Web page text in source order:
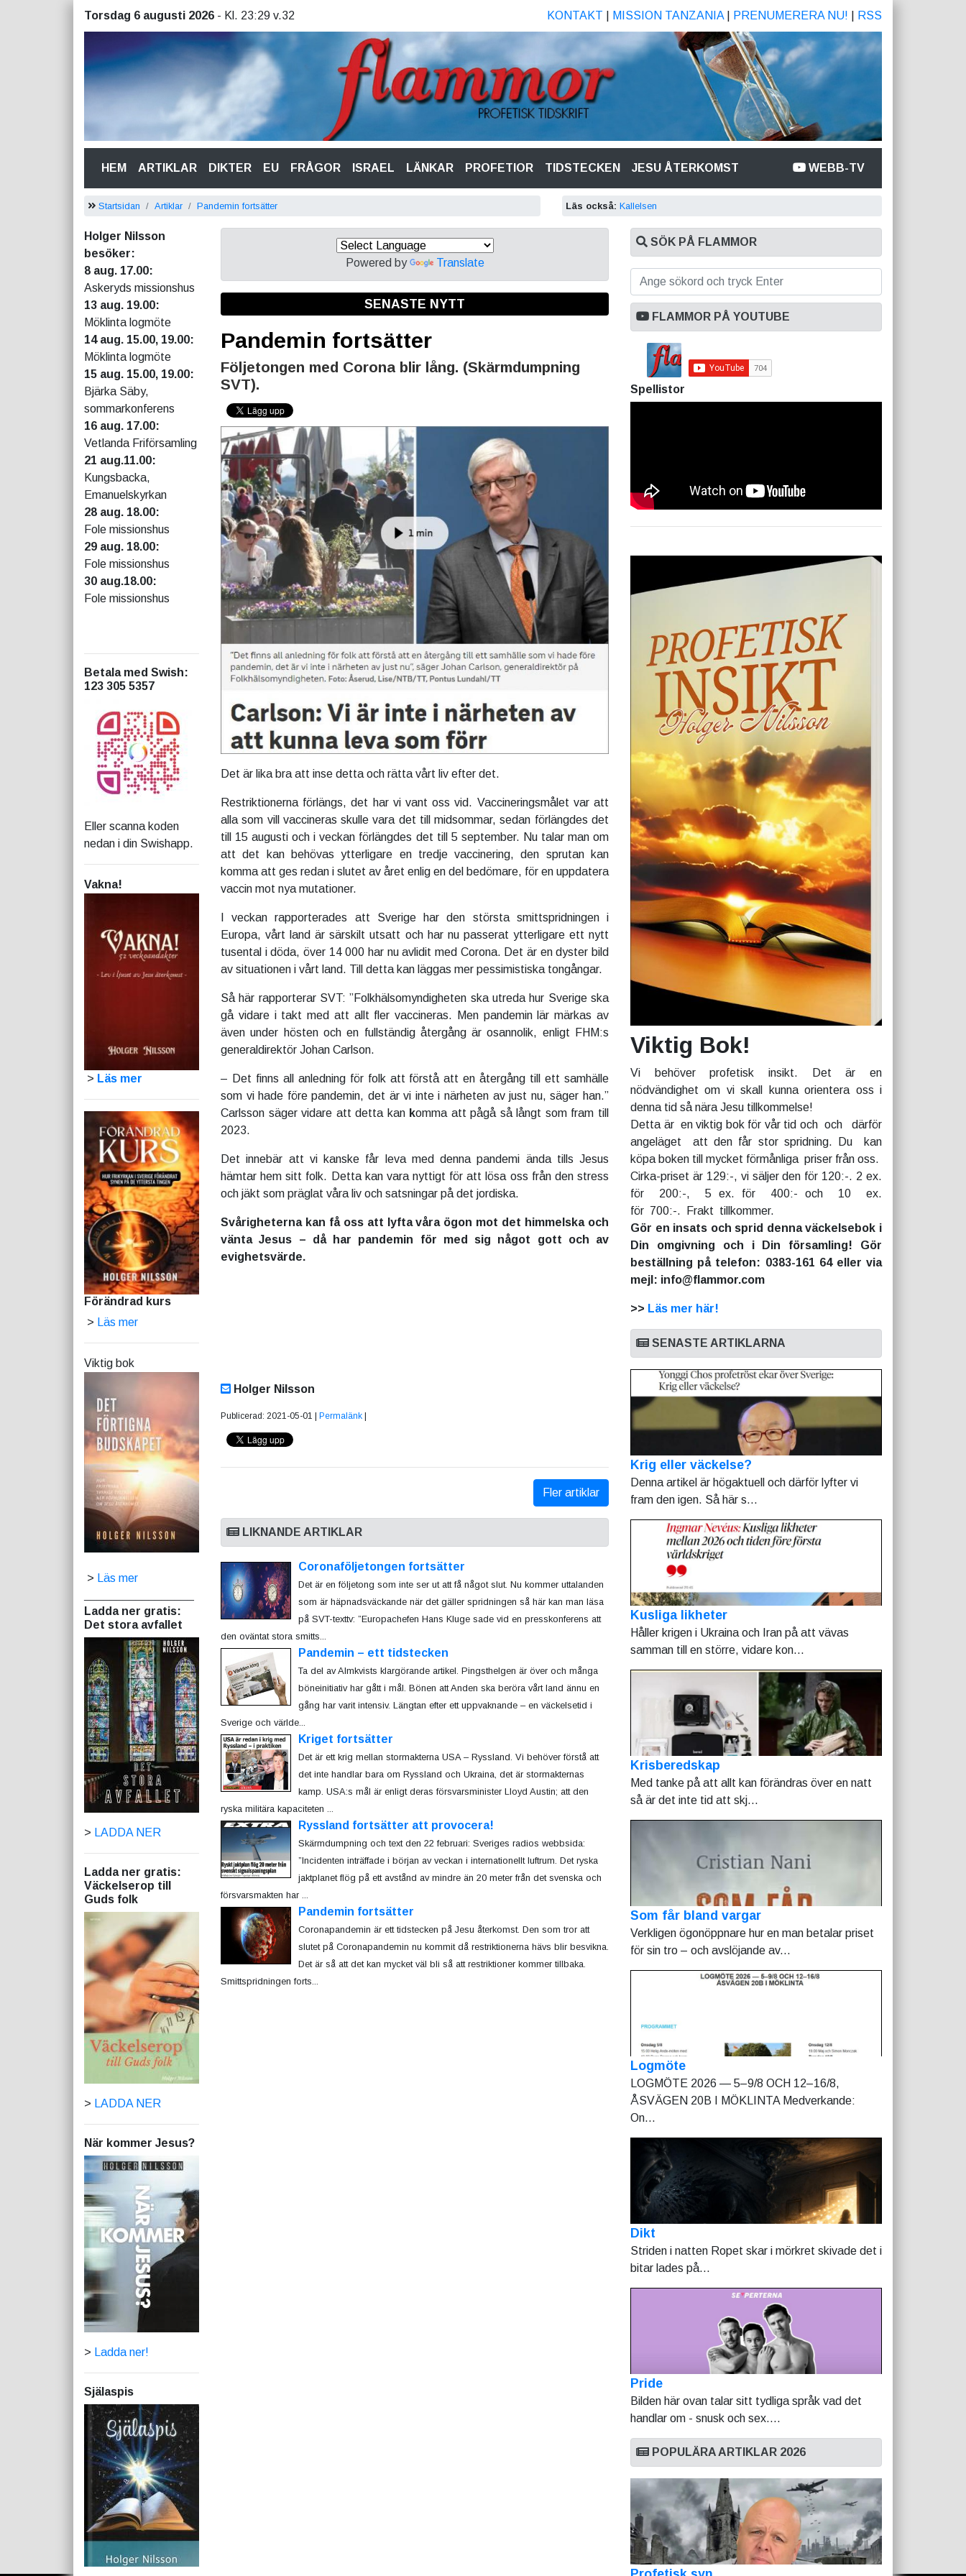
Torsdag 6 augusti 2026 - Kl. 23:29 v.32 KONTAKT MISSION TANZANIA| PRENUMERERA NU! RSS
HEM(CURRENT)
ARTIKLAR DIKTER EU FRÅGOR ISRAEL LÄNKAR PROFETIOR TIDSTECKEN JESU ÅTERKOMST WEBB-TV
Startsidan Artiklar Pandemin fortsätter Läs också: Kallelsen
Holger Nilsson
besöker:
8 aug. 17.00:
Askeryds missionshus
13 aug. 19.00:
Möklinta logmöte
14 aug. 15.00, 19.00:
Möklinta logmöte
15 aug. 15.00, 19.00:
Bjärka Säby,
sommarkonferens
16 aug. 17.00:
Vetlanda Friförsamling
21 aug.11.00:
Kungsbacka,
Emanuelskyrkan
28 aug. 18.00:
Fole missionshus
29 aug. 18.00:
Fole missionshus
30 aug.18.00:
Fole missionshus
Betala med Swish:
123 305 5357
Eller scanna koden
nedan i din Swishapp.
Vakna!
> Läs mer
Förändrad kurs
> Läs mer
Viktig bok
> Läs mer
Ladda ner gratis:
Det stora avfallet
> LADDA NER
Ladda ner gratis:
Väckelserop till
Guds folk
> LADDA NER
När kommer Jesus?
> Ladda ner!
Själaspis
Powered by Translate
SENASTE NYTT
Pandemin fortsätter
Följetongen med Corona blir lång. (Skärmdumpning
SVT).
Det är lika bra att inse detta och rätta vårt liv efter det.
Restriktionerna förlängs, det har vi vant oss vid. Vaccineringsmålet var att
alla som vill vaccineras skulle vara det till midsommar, sedan förlängdes det
till 15 augusti och i veckan förlängdes det till 5 september. Nu talar man om
att det kan behövas ytterligare en tredje vaccinering, den sprutan kan
komma att ges redan i slutet av året enlig en del bedömare, för en uppdatera
vaccin mot nya mutationer.
I veckan rapporterades att Sverige har den största smittspridningen i
Europa, vårt land är särskilt utsatt och har nu passerat ytterligare ett nytt
tusental i döda, över 14 000 har nu avlidit med Corona. Det är en dyster bild
av situationen i vårt land. Till detta kan läggas mer pessimistiska tongångar.
Så här rapporterar SVT: ”Folkhälsomyndigheten ska utreda hur Sverige ska
gå vidare i takt med att allt fler vaccineras. Men pandemin lär märkas av
även under hösten och en fullständig återgång är osannolik, enligt FHM:s
generaldirektör Johan Carlson.
– Det finns all anledning för folk att förstå att en återgång till ett samhälle
som vi hade före pandemin, det är vi inte i närheten av just nu, säger han.”
Carlsson säger vidare att detta kankomma att pågå så långt som fram till
2023.
Det innebär att vi kanske får leva med denna pandemi ända tills Jesus
hämtar hem sitt folk. Detta kan vara nyttigt för att lösa oss från den stress
och jäkt som präglat våra liv och satsningar på det jordiska.
Svårigheterna kan få oss att lyfta våra ögon mot det himmelska och
vänta Jesus – då har pandemin för med sig något gott och av
evighetsvärde.
Holger Nilsson
Publicerad: 2021-05-01 | Permalänk |
Fler artiklar
LIKNANDE ARTIKLAR
Coronaföljetongen fortsätter
Det är en följetong som inte ser ut att få något slut. Nu kommer uttalanden
som är häpnadsväckande när det gäller spridningen så här kan man läsa
på SVT-texttv: ”Europachefen Hans Kluge sade vid en presskonferens att
den oväntat stora smitts...
Pandemin – ett tidstecken
Ta del av Almkvists klargörande artikel. Pingsthelgen är över och många
böneinitiativ har gått i mål. Bönen att Anden ska beröra vårt land ännu en
gång har varit intensiv. Längtan efter ett uppvaknande – en väckelsetid i
Sverige och världe...
Kriget fortsätter
Det är ett krig mellan stormakterna USA – Ryssland. Vi behöver förstå att
det inte handlar bara om Ryssland och Ukraina, det är stormakternas
kamp. USA:s mål är enligt deras försvarsminister Lloyd Austin; att den
ryska militära kapaciteten ...
Ryssland fortsätter att provocera!
Skärmdumpning och text den 22 februari: Sveriges radios webbsida:
”Incidenten inträffade i början av veckan i internationellt luftrum. Det ryska
jaktplanet flög på ett avstånd av mindre än 20 meter från det svenska och
försvarsmakten har ...
Pandemin fortsätter
Coronapandemin är ett tidstecken på Jesu återkomst. Den som tror att
slutet på Coronapandemin nu kommit då restriktionerna hävs blir besvikna.
Det är så att det kan mycket väl bli så att restriktioner kommer tillbaka.
Smittspridningen forts...
SÖK PÅ FLAMMOR
FLAMMOR PÅ YOUTUBE
Spellistor
Viktig Bok!
Vi behöver profetisk insikt. Det är en
nödvändighet om vi skall kunna orientera oss i
denna tid så nära Jesu tillkommelse!
Detta är en viktig bok för vår tid och och därför
angeläget att den får stor spridning. Du kan
köpa boken till mycket förmånliga priser från oss.
Cirka-priset är 129:-, vi säljer den för 120:-. 2 ex.
för 200:-, 5 ex. för 400:- och 10 ex.
för 700:-. Frakt tillkommer.
Gör en insats och sprid denna väckelsebok i
Din omgivning och i Din församling! Gör
beställning på telefon: 0383-161 64 eller via
mejl: info@flammor.com
>> Läs mer här!
SENASTE ARTIKLARNA
Krig eller väckelse?
Denna artikel är högaktuell och därför lyfter vi
fram den igen. Så här s...
Kusliga likheter
Håller krigen i Ukraina och Iran på att vävas
samman till en större, vidare kon...
Krisberedskap
Med tanke på att allt kan förändras över en natt
så är det inte tid att skj...
Som får bland vargar
Verkligen ögonöppnare hur en man betalar priset
för sin tro – och avslöjande av...
Logmöte
LOGMÖTE 2026 — 5–9/8 OCH 12–16/8,
ÅSVÄGEN 20B I MÖKLINTA Medverkande:
On...
Dikt
Striden i natten Ropet skar i mörkret skivade det i
bitar lades på...
Pride
Bilden här ovan talar sitt tydliga språk vad det
handlar om - snusk och sex....
POPULÄRA ARTIKLAR 2026